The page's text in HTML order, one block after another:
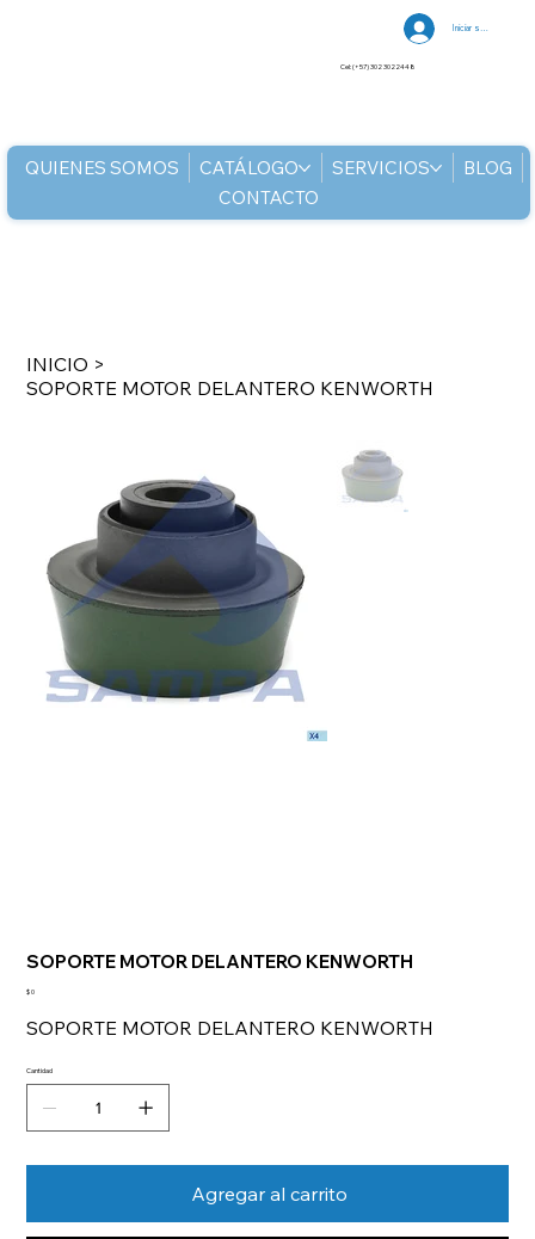
QUIENES SOMOS CATÁLOGO SERVICIOS
BLOG
CONTACTO
Iniciar sesión
Cel: (+57) 302 3022448
INICIO >
SOPORTE MOTOR DELANTERO KENWORTH
SOPORTE MOTOR DELANTERO KENWORTH
Precio
$ 0
SOPORTE MOTOR DELANTERO KENWORTH
Cantidad
Agregar al carrito